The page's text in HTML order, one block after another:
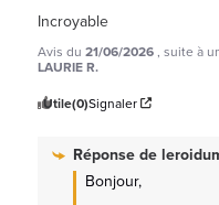
Incroyable
Avis du 21/06/2026, suite à
LAURIE R.
Utile(0)Signaler
Réponse de
Bonjour,